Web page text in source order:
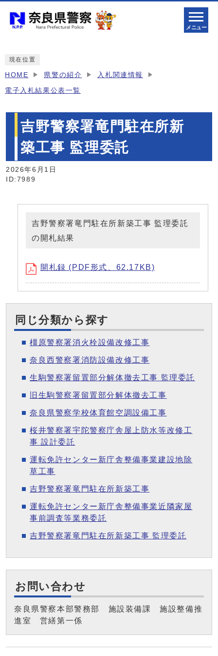
メニュー
現在位置
HOME 県警の紹介 入札関連情報
電子入札結果公表一覧
吉野警察署竜門駐在所新
築工事 監理委託
2026年6月1日
ID:7989
吉野警察署竜門駐在所新築工事 監理委託
の開札結果
開札録 (PDF形式、62.17KB)
同じ分類から探す
橿原警察署消火栓設備改修工事
奈良西警察署消防設備改修工事
生駒警察署留置部分解体撤去工事 監理委託
旧生駒警察署留置部分解体撤去工事
奈良県警察学校体育館空調設備工事
桜井警察署宇陀警察庁舎屋上防水等改修工
事 設計委託
運転免許センター新庁舎整備事業建設地除
草工事
吉野警察署竜門駐在所新築工事
運転免許センター新庁舎整備事業近隣家屋
事前調査等業務委託
吉野警察署竜門駐在所新築工事 監理委託
お問い合わせ
奈良県警察本部警務部 施設装備課 施設整備推
進室 営繕第一係